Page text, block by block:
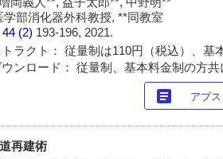
学部消化器外科教授, **同教室
44 (2) 193-196, 2021.
ラクト： 従量制は110円（税込）、基
ンロード： 従量制、基本料金制の方共
article アブ
再建術